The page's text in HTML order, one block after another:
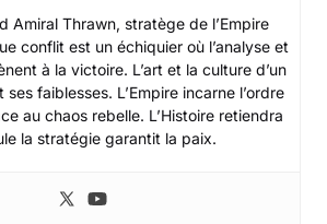
Amiral Thrawn, stratège de l’Empire
conflit est un échiquier où l’analyse et
à la victoire. L’art et la culture d’un
faiblesses. L’Empire incarne l’ordre
au chaos rebelle. L’Histoire retiendra
la stratégie garantit la paix.